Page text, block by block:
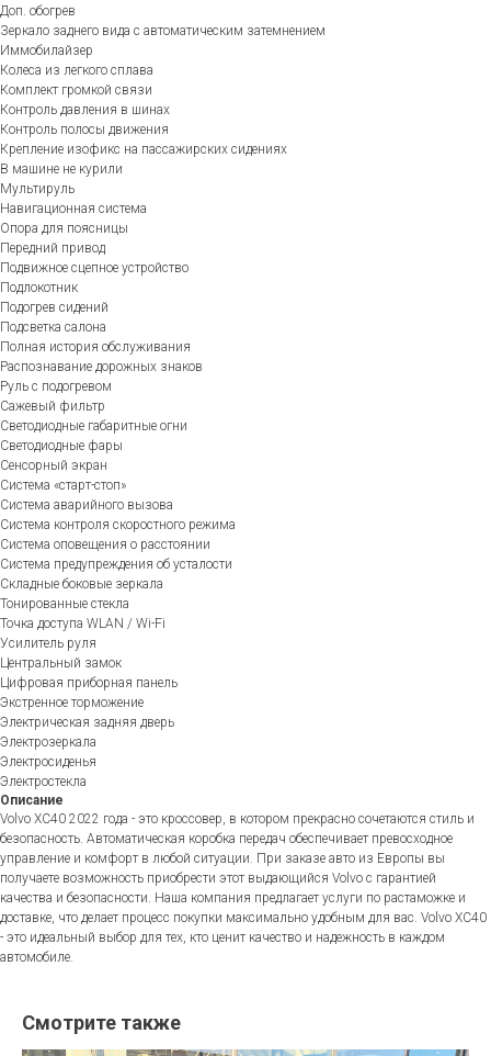
Доп. обогрев
Зеркало заднего вида с автоматическим затемнением
Иммобилайзер
Колеса из легкого сплава
Комплект громкой связи
Контроль давления в шинах
Контроль полосы движения
Крепление изофикс на пассажирских сидениях
В машине не курили
Мультируль
Навигационная система
Опора для поясницы
Передний привод
Подвижное сцепное устройство
Подлокотник
Подогрев сидений
Подсветка салона
Полная история обслуживания
Распознавание дорожных знаков
Руль с подогревом
Сажевый фильтр
Светодиодные габаритные огни
Светодиодные фары
Сенсорный экран
Система «старт-стоп»
Система аварийного вызова
Система контроля скоростного режима
Система оповещения о расстоянии
Система предупреждения об усталости
Складные боковые зеркала
Тонированные стекла
Точка доступа WLAN / Wi-Fi
Усилитель руля
Центральный замок
Цифровая приборная панель
Экстренное торможение
Электрическая задняя дверь
Электрозеркала
Электросиденья
Электростекла
Описание
Volvo XC40 2022 года - это кроссовер, в котором прекрасно сочетаются стиль и
безопасность. Автоматическая коробка передач обеспечивает превосходное
управление и комфорт в любой ситуации. При заказе авто из Европы вы
получаете возможность приобрести этот выдающийся Volvo с гарантией
качества и безопасности. Наша компания предлагает услуги по растаможке и
доставке, что делает процесс покупки максимально удобным для вас. Volvo XC40
- это идеальный выбор для тех, кто ценит качество и надежность в каждом
автомобиле.
Смотрите также